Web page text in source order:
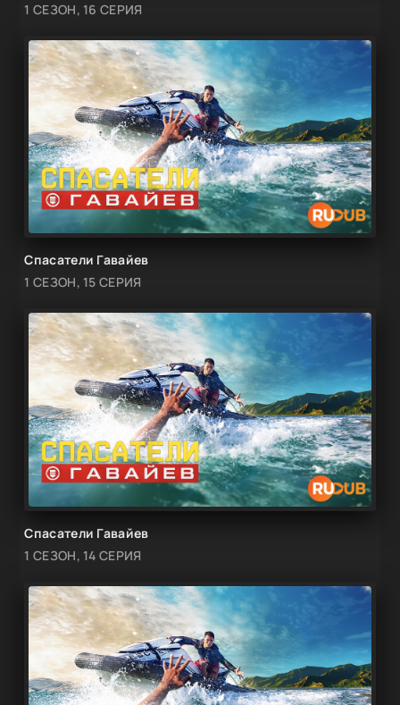
1 СЕЗОН, 16 СЕРИЯ
Спасатели Гавайев
1 СЕЗОН, 15 СЕРИЯ
Спасатели Гавайев
1 СЕЗОН, 14 СЕРИЯ